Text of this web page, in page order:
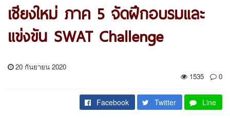
เชียงใหม่ ภาค 5 จัดฝึกอบรมและ
แข่งขัน SWAT Challenge
20 กันยายน 2020
1535
0
Facebook Twitter Line